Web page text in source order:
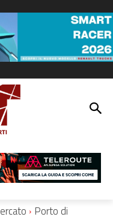
Porto di